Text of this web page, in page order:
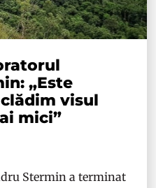
„Este
visul
mici”
Stermin a terminat